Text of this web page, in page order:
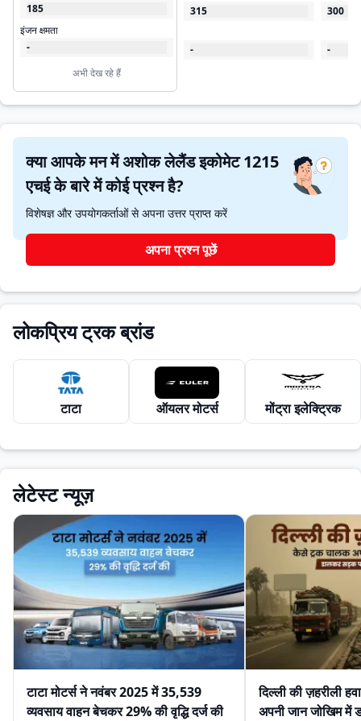
185
इंजन क्षमता
-
अभी देख रहे हैं
315
-
300
-
क्या आपके मन में अशोक लेलैंड इकोमेट 1215
एचई के बारे में कोई प्रश्न है?
विशेषज्ञ और उपयोगकर्ताओं से अपना उत्तर प्राप्त करें
अपना प्रश्न पूछें
लोकप्रिय ट्रक ब्रांड
टाटा ऑयलर मोटर्स मोंट्रा इलेक्ट्रिक
लेटेस्ट न्यूज़
टाटा मोटर्स ने नवंबर 2025 में 35,539
व्यवसाय वाहन बेचकर 29% की वृद्धि दर्ज की
दिल्ली की ज़हरीली
अपनी जान जोखिम